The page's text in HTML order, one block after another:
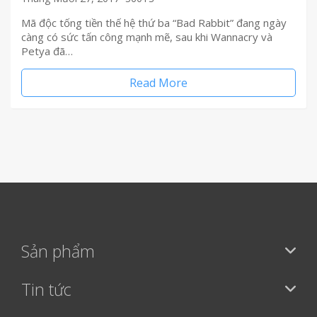
Mã độc tống tiền thế hệ thứ ba “Bad Rabbit” đang ngày
càng có sức tấn công mạnh mẽ, sau khi Wannacry và
Petya đã…
Read More
Sản phẩm
Tin tức